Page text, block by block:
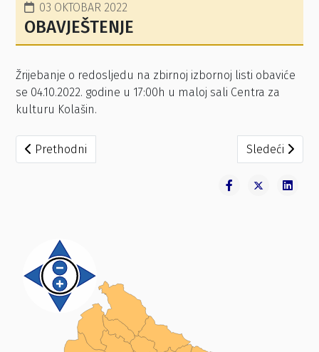
03 OKTOBAR 2022
OBAVJEŠTENJE
Žrijebanje o redosljedu na zbirnoj izbornoj listi obaviće
se 04.10.2022. godine u 17:00h u maloj sali Centra za
kulturu Kolašin.
Prethodni članak: ISPRAVLJENA ZBIRNA IZBORNA LISTA
Prethodni Sledeći
Sledeći